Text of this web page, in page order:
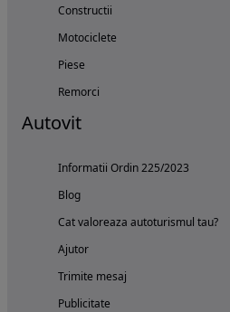
Constructii
Motociclete
Piese
Remorci
Autovit
Informatii Ordin 225/2023
Blog
Cat valoreaza autoturismul tau?
Ajutor
Trimite mesaj
Publicitate